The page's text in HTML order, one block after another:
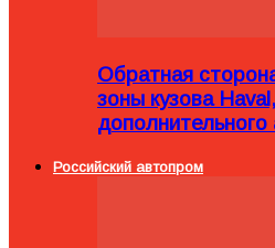
Обратная
зоны кузова
дополнительного
Российский автопром